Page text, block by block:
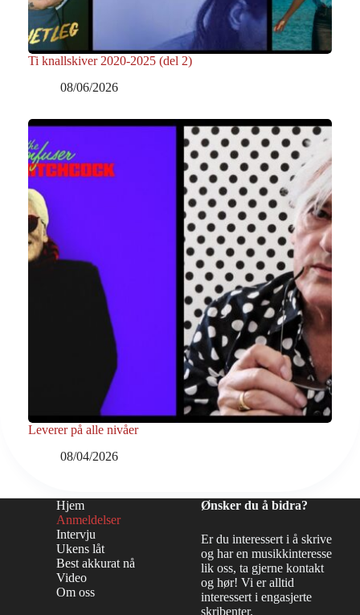
Ti knallskiver 2020-2025 (del 2)
08/06/2026
Leverer på alle nivåer
08/04/2026
Hjem
Anmeldelser
Intervju
Ukens låt
Best akkurat nå
Video
Om oss
Ønsker du å bidra?
Er du interessert i å skrive
og har en musikkinteresse
lik oss, ta gjerne kontakt
og hør! Vi er alltid
interessert i engasjerte
skribenter.